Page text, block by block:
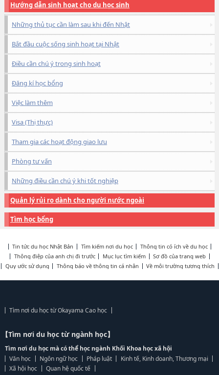
Hướng dẫn sinh hoạt cho du học sinh
Những thủ tục cần làm sau khi đến Nhật
Bắt đầu cuộc sống sinh hoạt tại Nhật
Điều cần chú ý trong sinh hoạt
Đăng kí học bổng
Việc làm thêm
Visa (Thị thực)
Tham gia các hoạt động giao lưu
Phòng tư vấn
Những điều cần chú ý khi tốt nghiệp
Quản lý rủi ro dành cho người nước ngoài
Tìm học bổng
Tin tức du học Nhật Bản Tìm kiếm nơi du học
Thông tin có ích về du học
Thông điệp của anh chị đi trước
Mục lục tìm kiếm
Sơ đồ của trang web
Quy ước sử dụng
Thông báo về thông tin cá nhân Về môi trường tương thích
Tìm nơi du học từ Okayama Cao học
【Tìm nơi du học từ ngành học】
Tìm nơi du học mà có thể học ngành Khối Khoa học xã hội
Văn học
Ngôn ngữ học Pháp luật
Kinh tế, Kinh doanh, Thương mại
Xã hội học
Quan hệ quốc tế